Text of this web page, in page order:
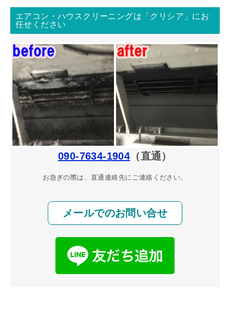
エアコン・ハウスクリーニングは「クリシア」にお
任せください
090-7634-1904 （直通）
お急ぎの際は、直通連絡先にご連絡ください。
メールでのお問い合せ